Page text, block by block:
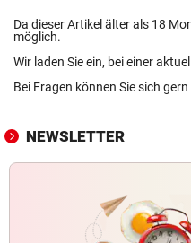
Da dieser Artikel älter als 18
möglich.
Wir laden Sie ein, bei einer
Bei Fragen können Sie sich
NEWSLETTER